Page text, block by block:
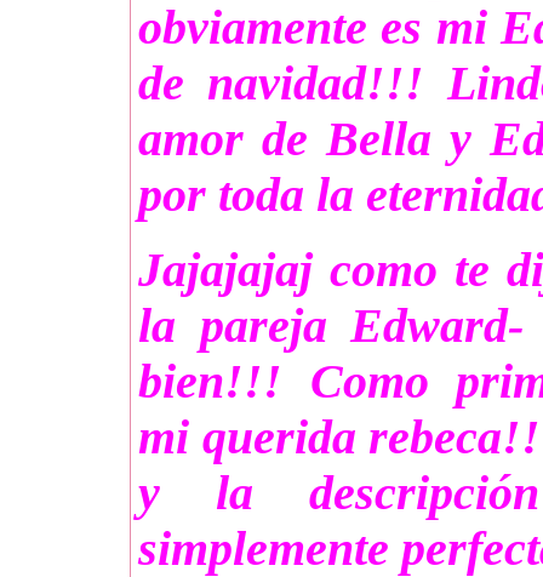
obviamente es mi
de navidad!!!
amor de Bella y
por toda la
Jajajajaj como te
la pareja
bien!!! Como
mi querida
y la
simplemente